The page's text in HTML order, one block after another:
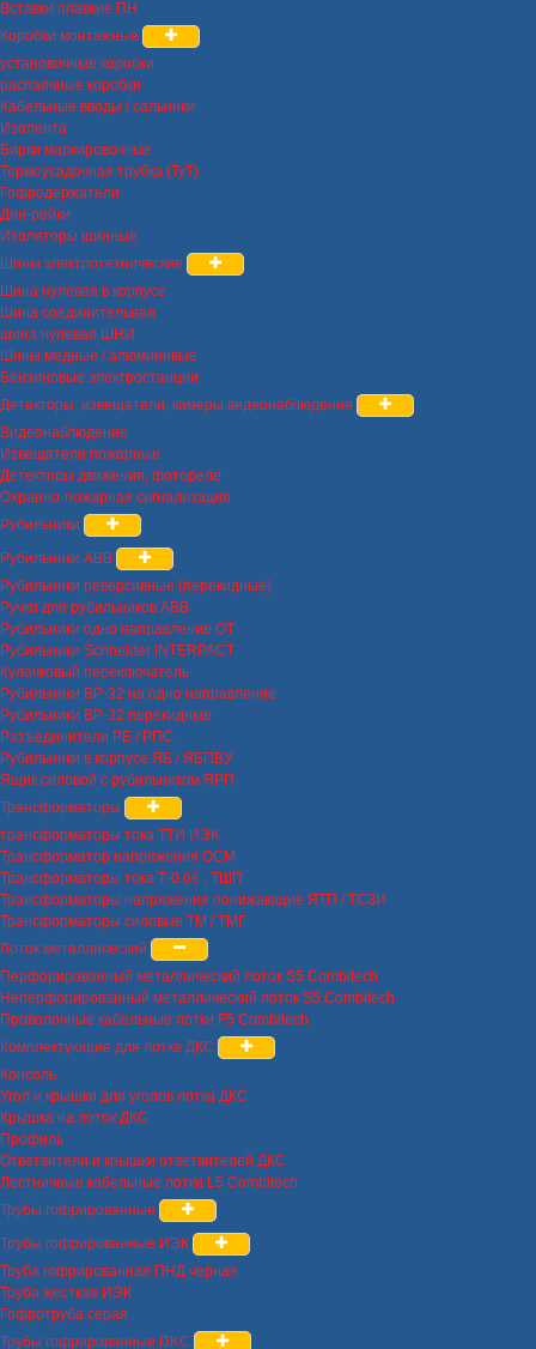
Вставки плавкие ПН
Коробки монтажные
установочные коробки
распаячные коробки
Кабельные вводы / сальники
Изолента
Бирки маркировочные
Термоусадочная трубка (ТуТ)
Гофродержатели
Дин-рейки
Изоляторы шинные
Шины электротехнические
Шина нулевая в корпусе
Шина соединительная
шина нулевая ШНИ
Шины медные / алюминивые
Бензиновые электростанции
Детекторы, извещатели, камеры видеонаблюдения
Видеонаблюдение
Извещатели пожарные
Детекторы движения, фотореле
Охранно-пожарная сигнализация
Рубильники
Рубильники ABB
Рубильники реверсивные (перекидные)
Ручки для рубильников ABB
Рубильники одно направление OT
Рубильники Schneider INTERPACT
Кулачковый переключатель
Рубильники ВР-32 на одно направление
Рубильники ВР-32 перекидные
Разъединители РЕ / РПС
Рубильники в корпусе ЯБ / ЯБПВУ
Ящик силовой с рубильником ЯРП
Трансформаторы
трансформаторы тока ТТИ ИЭК
Трансформатор напряжения ОСМ
Трансформаторы тока Т-0.66 , ТШП
Трансформаторы напряжения понижающие ЯТП / ТСЗИ
Трансформаторы силовые ТМ / ТМГ
Лоток металлический
Перфорированный металлический лоток S5 Combitech
Неперфорированный металлический лоток S5 Combitech
Проволочные кабельные лотки F5 Combitech
Комплектующие для лотка ДКС
Консоль
Угол и крышки для уголов лотка ДКС
Крышка на лоток ДКС
Профиль
Ответвители и крышки ответвителей ДКС
Лестничные кабельные лотки L5 Combitech
Трубы гофрированные
Трубы гофрированные ИЭК
Труба гофрированная ПНД черная
Труба жесткая ИЭК
Гофротруба серая
Трубы гофрированные DKC